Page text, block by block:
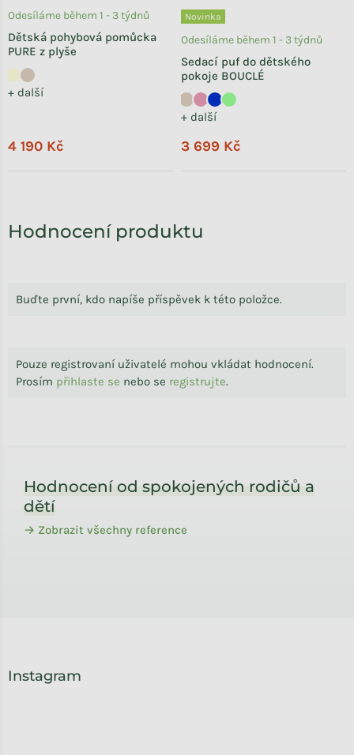
Hodnocení produktu
Buďte první, kdo napíše příspěvek k této položce.
Pouze registrovaní uživatelé mohou vkládat hodnocení.
Prosím přihlaste se nebo se registrujte.
Dětská pohybová pomůcka
PURE z plyše
+ další
Odesíláme během 1 - 3 týdnů
4 190 Kč
Novinka
Sedací puf do dětského
pokoje BOUCLÉ
+ další
Odesíláme během 1 - 3 týdnů
3 699 Kč
Hodnocení od spokojených rodičů a
dětí
→ Zobrazit všechny reference
Instagram